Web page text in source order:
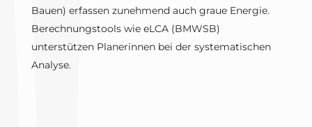
Bauen) erfassen zunehmend auch graue Energie.
Berechnungstools wie eLCA (BMWSB)
unterstützen Planerinnen bei der systematischen
Analyse.